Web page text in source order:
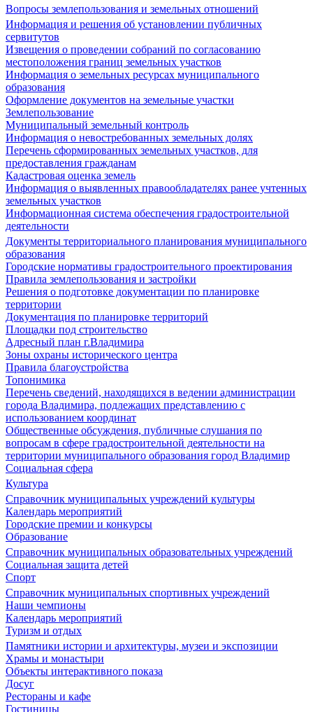
Вопросы землепользования и земельных отношений
Информация и решения об установлении публичных
сервитутов
Извещения о проведении собраний по согласованию
местоположения границ земельных участков
Информация о земельных ресурсах муниципального
образования
Оформление документов на земельные участки
Землепользование
Муниципальный земельный контроль
Информация о невостребованных земельных долях
Перечень сформированных земельных участков, для
предоставления гражданам
Кадастровая оценка земель
Информация о выявленных правообладателях ранее учтенных
земельных участков
Информационная система обеспечения градостроительной
деятельности
Документы территориального планирования муниципального
образования
Городские нормативы градостроительного проектирования
Правила землепользования и застройки
Решения о подготовке документации по планировке
территории
Документация по планировке территорий
Площадки под строительство
Адресный план г.Владимира
Зоны охраны исторического центра
Правила благоустройства
Топонимика
Перечень сведений, находящихся в ведении администрации
города Владимира, подлежащих представлению с
использованием координат
Общественные обсуждения, публичные слушания по
вопросам в сфере градостроительной деятельности на
территории муниципального образования город Владимир
Социальная сфера
Культура
Справочник муниципальных учреждений культуры
Календарь мероприятий
Городские премии и конкурсы
Образование
Справочник муниципальных образовательных учреждений
Социальная защита детей
Спорт
Справочник муниципальных спортивных учреждений
Наши чемпионы
Календарь мероприятий
Туризм и отдых
Памятники истории и архитектуры, музеи и экспозиции
Храмы и монастыри
Объекты интерактивного показа
Досуг
Рестораны и кафе
Гостиницы